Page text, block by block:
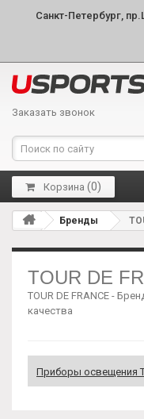
Санкт-Петербург,
Заказать звонок
Корзина (0)
Бренды
TOUR DE
TOUR DE FRANCE -
качества
Приборы освещения